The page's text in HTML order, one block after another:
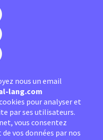
nous un email
lang.com
pour analyser et
par ses utilisateurs.
vous consentez
vos données par nos